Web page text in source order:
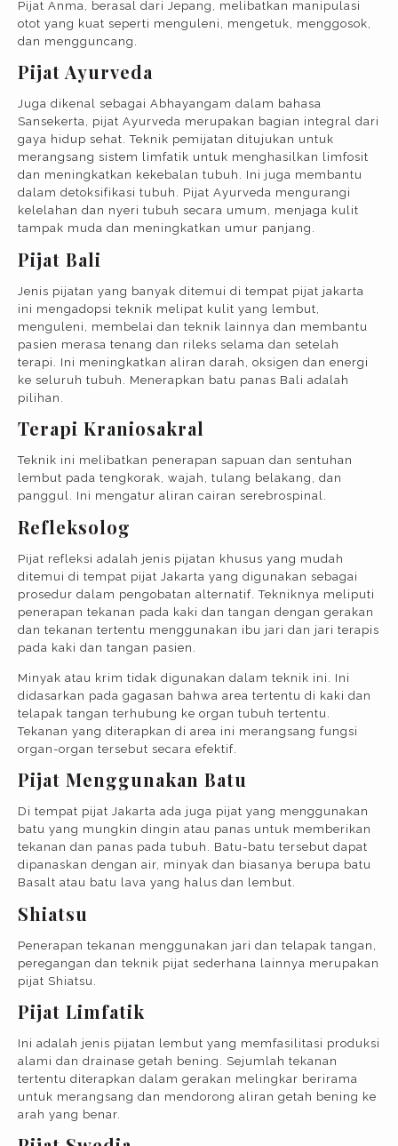
Pijat Anma, berasal dari Jepang, melibatkan manipulasi
otot yang kuat seperti menguleni, mengetuk, menggosok,
dan mengguncang.
Pijat Ayurveda
Juga dikenal sebagai Abhayangam dalam bahasa
Sansekerta, pijat Ayurveda merupakan bagian integral dari
gaya hidup sehat. Teknik pemijatan ditujukan untuk
merangsang sistem limfatik untuk menghasilkan limfosit
dan meningkatkan kekebalan tubuh. Ini juga membantu
dalam detoksifikasi tubuh. Pijat Ayurveda mengurangi
kelelahan dan nyeri tubuh secara umum, menjaga kulit
tampak muda dan meningkatkan umur panjang.
Pijat Bali
Jenis pijatan yang banyak ditemui di tempat pijat jakarta
ini mengadopsi teknik melipat kulit yang lembut,
menguleni, membelai dan teknik lainnya dan membantu
pasien merasa tenang dan rileks selama dan setelah
terapi. Ini meningkatkan aliran darah, oksigen dan energi
ke seluruh tubuh. Menerapkan batu panas Bali adalah
pilihan.
Terapi Kraniosakral
Teknik ini melibatkan penerapan sapuan dan sentuhan
lembut pada tengkorak, wajah, tulang belakang, dan
panggul. Ini mengatur aliran cairan serebrospinal.
Refleksolog
Pijat refleksi adalah jenis pijatan khusus yang mudah
ditemui di tempat pijat Jakarta yang digunakan sebagai
prosedur dalam pengobatan alternatif. Tekniknya meliputi
penerapan tekanan pada kaki dan tangan dengan gerakan
dan tekanan tertentu menggunakan ibu jari dan jari terapis
pada kaki dan tangan pasien.
Minyak atau krim tidak digunakan dalam teknik ini. Ini
didasarkan pada gagasan bahwa area tertentu di kaki dan
telapak tangan terhubung ke organ tubuh tertentu.
Tekanan yang diterapkan di area ini merangsang fungsi
organ-organ tersebut secara efektif.
Pijat Menggunakan Batu
Di tempat pijat Jakarta ada juga pijat yang menggunakan
batu yang mungkin dingin atau panas untuk memberikan
tekanan dan panas pada tubuh. Batu-batu tersebut dapat
dipanaskan dengan air, minyak dan biasanya berupa batu
Basalt atau batu lava yang halus dan lembut.
Shiatsu
Penerapan tekanan menggunakan jari dan telapak tangan,
peregangan dan teknik pijat sederhana lainnya merupakan
pijat Shiatsu.
Pijat Limfatik
Ini adalah jenis pijatan lembut yang memfasilitasi produksi
alami dan drainase getah bening. Sejumlah tekanan
tertentu diterapkan dalam gerakan melingkar berirama
untuk merangsang dan mendorong aliran getah bening ke
arah yang benar.